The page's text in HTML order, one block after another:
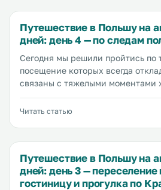
Путешествие в Польшу на
дней: день 4 — по следам
Сегодня мы решили пройтись по
посещение которых всегда
связаны с тяжелыми моментами
Кракове. Позавчера мы уже
в Освенциме, о чем рассказали в
Читать статью
Путешествие в Польшу на
дней: день 3 — переселение
гостиницу и прогулка по